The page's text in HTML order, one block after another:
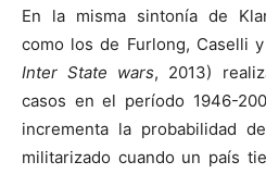
En la misma sintonía de
como los de Furlong, Caselli
Inter State wars, 2013)
casos en el período 1946-
incrementa la probabilidad
militarizado cuando un país